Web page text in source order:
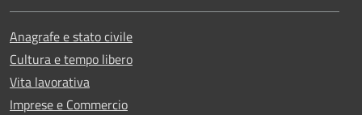
Anagrafe e stato civile
Cultura e tempo libero
Vita lavorativa
Imprese e Commercio